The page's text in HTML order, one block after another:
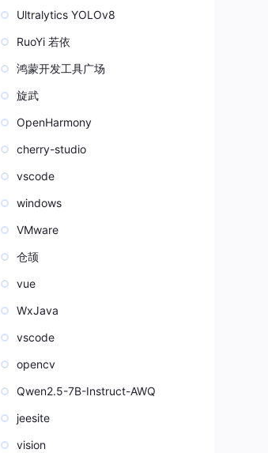
Ultralytics YOLOv8
RuoYi 若依
鸿蒙开发工具广场
旋武
OpenHarmony
cherry-studio
vscode
windows
VMware
仓颉
vue
WxJava
vscode
opencv
Qwen2.5-7B-Instruct-AWQ
jeesite
vision